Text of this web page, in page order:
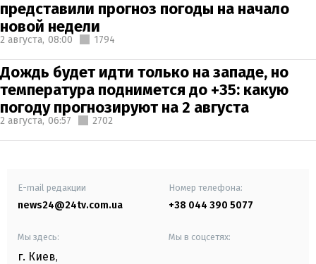
представили прогноз погоды на начало
новой недели
2 августа, 08:00 1794
Дождь будет идти только на западе, но
температура поднимется до +35: какую
погоду прогнозируют на 2 августа
2 августа, 06:57 2702
E-mail редакции
news24@24tv.com.ua
Номер телефона:
+38 044 390 5077
Мы здесь:
г. Киев,
Мы в соцсетях: